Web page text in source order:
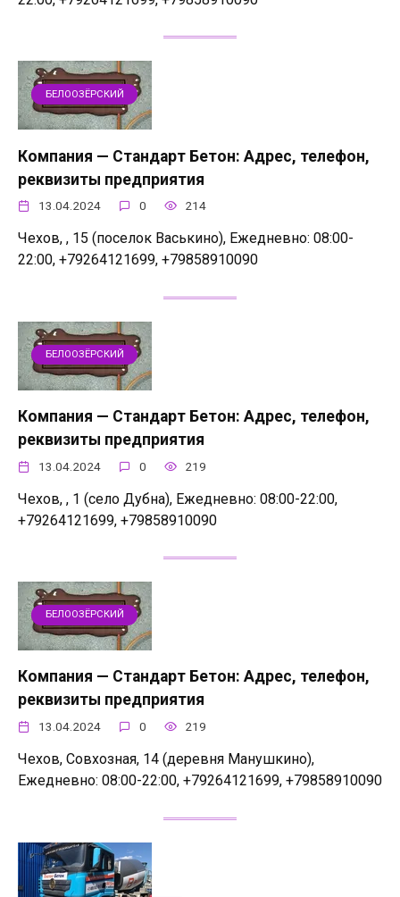
БЕЛООЗЁРСКИЙ
Компания — Стандарт Бетон: Адрес, телефон,
реквизиты предприятия
13.04.2024 0 214
Чехов, , 15 (поселок Васькино), Ежедневно: 08:00-
22:00, +79264121699, +79858910090
БЕЛООЗЁРСКИЙ
Компания — Стандарт Бетон: Адрес, телефон,
реквизиты предприятия
13.04.2024 0 219
Чехов, , 1 (село Дубна), Ежедневно: 08:00-22:00,
+79264121699, +79858910090
БЕЛООЗЁРСКИЙ
Компания — Стандарт Бетон: Адрес, телефон,
реквизиты предприятия
13.04.2024 0 219
Чехов, Совхозная, 14 (деревня Манушкино),
Ежедневно: 08:00-22:00, +79264121699, +79858910090